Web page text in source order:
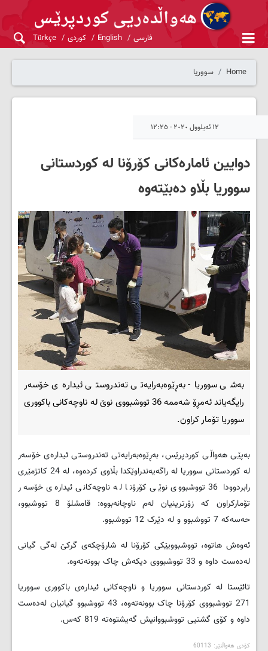
فارسی English کوردی Türkçe
Home سووریا
١٢ ئەیلوول ٢٠٢٠ - ١٢:٢٥
دوایین ئامارەکانی کۆرۆنا لە کوردستانی
سووریا بڵاو دەبێتەوە
بەشی سووریا- بەڕێوەبەرایەتی تەندروستی ئیدارەی خۆسەر
رایگەیاند ئەمڕۆ شەممە 36 تووشبووی نوێ لە ناوچەکانی باکووری
سووریا تۆمار کراون.
بەپێی هەواڵی کوردپرێس، بەڕێوەبەرایەتی تەندروستی ئیدارەی خۆسەر
لە کوردستانی سووریا لە راگەیەندراوێکدا بڵاوی کردەوە، لە 24 کاتژمێری
رابردوودا 36 تووشبووی نوێی کۆرۆنا لە ناوچەکانی ئیدارەی خۆسەر
تۆمارکراون کە زۆرترینیان لەم ناوچانەبووە: قامشلۆ 8 تووشبوو،
حەسەکە 7 تووشبوو و لە دێرک 12 تووشبوو.
ئەوەش هاتوە، تووشبوویێکی کۆرۆنا لە شارۆچکەی گرکێ لەگی گیانی
لەدەست داوە و 33 تووشبووی دیکەش چاک بوونەتەوە.
تائێستا لە کوردستانی سووریا و ناوچەکانی ئیدارەی باکووری سووریا
271 تووشبووی کۆرۆنا چاک بوونەتەوە، 43 تووشبوو گیانیان لەدەست
داوە و کۆی گشتیی تووشبووانیش گەیشتوەتە 819 کەس.
کۆدی هەواڵنێر: 60113